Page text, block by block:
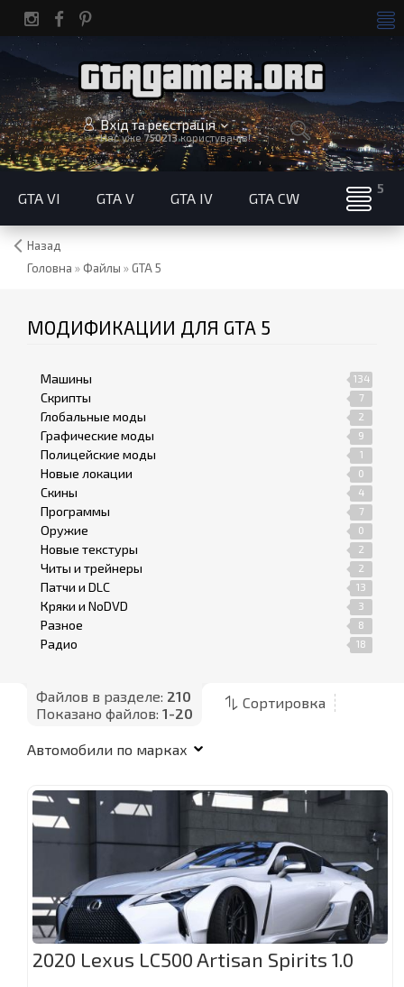
Вхід та реєстрація
Нас уже750213користувачів!
GTA VI GTA V GTA IV GTA CW
Назад
Головна »Файлы » GTA 5
МОДИФИКАЦИИ ДЛЯ GTA 5
Машины 134
Скрипты 7
Глобальные моды 2
Графические моды 9
Полицейские моды 1
Новые локации 0
Скины 4
Программы 7
Оружие 0
Новые текстуры 2
Читы и трейнеры 2
Патчи и DLC 13
Кряки и NoDVD 3
Разное 8
Радио 18
Файлов в разделе: 210
Показано файлов: 1-20
Сортировка
2020 Lexus LC500 Artisan Spirits 1.0